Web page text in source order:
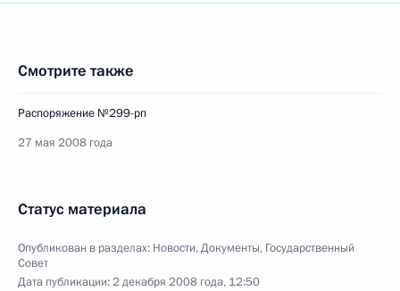
Смотрите также
Распоряжение №299-рп
27 мая 2008 года
Статус материала
Опубликован в разделах: Новости,Документы, Государственный
Совет
Дата публикации:2 декабря 2008 года, 12:50